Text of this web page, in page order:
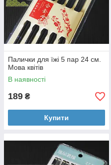
Палички для їжі 5 пар 24 см.
Мова квітів
В наявності
189 ₴
Купити